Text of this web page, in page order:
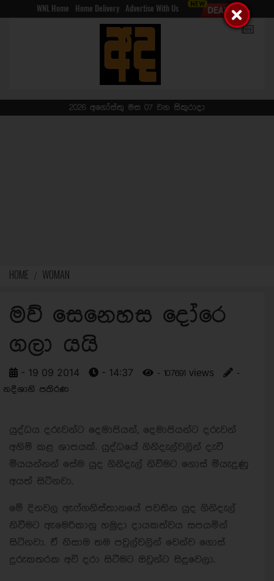
WNL Home Home Delivery Advertise With Us
2026 අගෝස්තු මස 07 වන සිකුරාදා
HOME WOMAN
මව් සෙනෙහස දෝරෙ
ගලා යයි
- 19 09 2014 - 14:37 - 107691 views
-
නදීශානි පතිරණ
යුද්ධය දරුවන්ට දෙමාපියන්, දෙමාපියන්ට දරුවන්
අහිමි කළ ශාපයක්. යුද්ධයේ ගිනිදැල්වලින් දැවී
මියයන්නන් සේම යුද ගිනිදැල් නිවීමට ගොස් මියැදුණු
අයත් සිටිනවා.
මේ දිනවල ඇෆ්ගනිස්තානයේ පවතින යුද ගිනිදැල්
නිවීමට ඇමෙරිකානු හමුදා දායකත්වය සපයමින්
සිටිනවා. ඒ නිසාම තම පවුල්වලින් වෙන්ව ගොස්
දුරුකතරක අවි දරා සිටීමට ඔවුන්ට සිදුවෙලා.